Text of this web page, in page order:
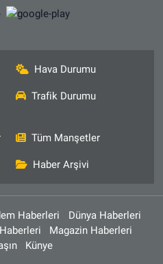
Hava Durumu
Trafik Durumu
Tüm Manşetler
Haber Arşivi
Haberleri
Dünya Haberleri
Magazin Haberleri
Künye